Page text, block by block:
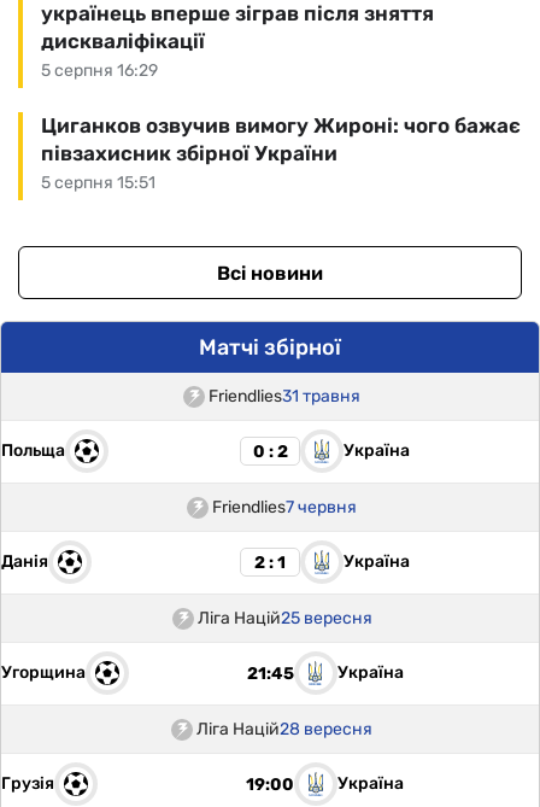
5 серпня 16:29
українець вперше зіграв після зняття
дискваліфікації
5 серпня 15:51
Циганков озвучив вимогу Жироні: чого бажає
півзахисник збірної України
Всі новини
Матчі збірної
Friendlies31 травня
Польща 0 : 2 Україна
Friendlies7 червня
Данія 2 : 1 Україна
Ліга Націй25 вересня
Угорщина 21:45 Україна
Ліга Націй28 вересня
Грузія 19:00 Україна